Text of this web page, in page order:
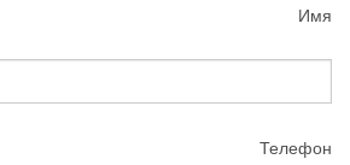
Имя
Телефон